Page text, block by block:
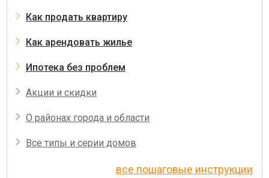
Как продать квартиру
Как арендовать жилье
Ипотека без проблем
Акции и скидки
О районах города и области
Все типы и серии домов
все пошаговые инструкции